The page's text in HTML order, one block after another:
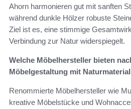
Ahorn harmonieren gut mit sanften
während dunkle Hölzer robuste
Ziel ist es, eine stimmige
Verbindung zur Natur widerspiegelt.
Welche Möbelhersteller bieten
Möbelgestaltung mit
Renommierte Möbelhersteller wie
kreative Möbelstücke und